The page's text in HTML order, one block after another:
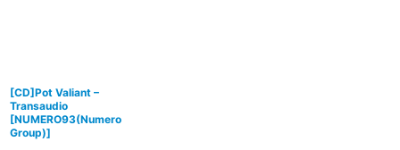
[CD]Pot Valiant –
Transaudio
[NUMERO93(Numero
Group)]